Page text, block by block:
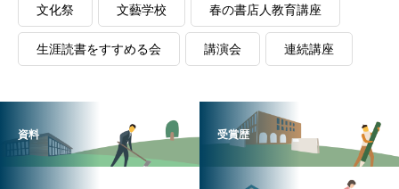
文化祭 文藝学校 春の書店人教育講座
生涯読書をすすめる会 講演会 連続講座
資料 受賞歴